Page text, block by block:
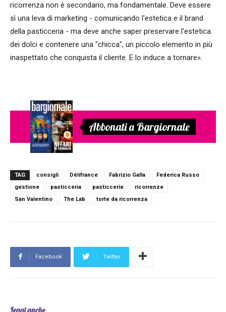
ricorrenza non è secondario, ma fondamentale. Deve essere
sì una leva di marketing - comunicando l'estetica e il brand
della pasticceria - ma deve anche saper preservare l'estetica
dei dolci e contenere una "chicca", un piccolo elemento in più
inaspettato che conquista il cliente. E lo induce a tornare».
Abbonati a Bargiornale
TAG consigli Délifrance Fabrizio Galla
Federica Russo
gestione
pasticceria pasticcerie
ricorrenze
San Valentino
The Lab torte da ricorrenza
Facebook Twitter